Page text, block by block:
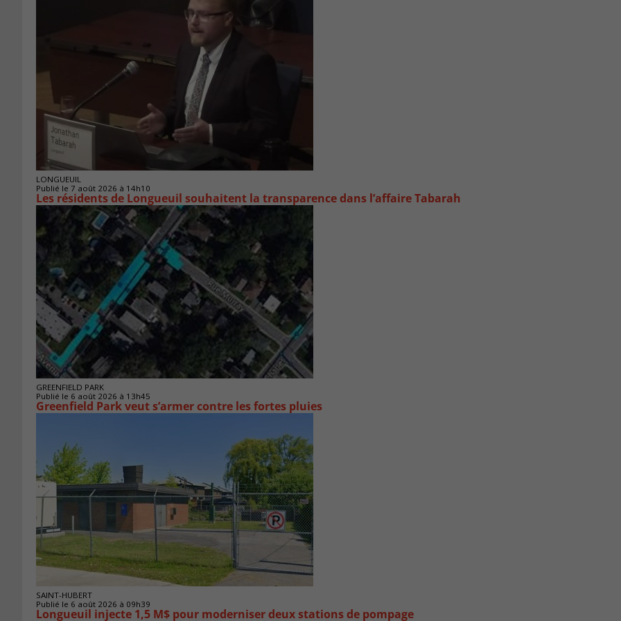
LONGUEUIL
Publié le 7 août 2026 à 14h10
Les résidents de Longueuil souhaitent la transparence dans l’affaire Tabarah
GREENFIELD PARK
Publié le 6 août 2026 à 13h45
Greenfield Park veut s’armer contre les fortes pluies
SAINT-HUBERT
Publié le 6 août 2026 à 09h39
Longueuil injecte 1,5 M$ pour moderniser deux stations de pompage